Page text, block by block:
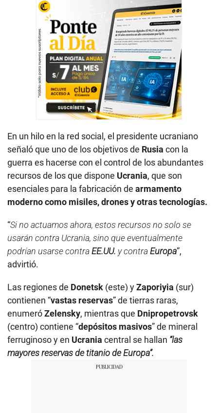
En un hilo en la red social, el presidente ucraniano
señaló que uno de los objetivos de Rusia con la
guerra es hacerse con el control de los abundantes
recursos de los que dispone Ucrania, que son
esenciales para la fabricación de armamento
moderno como misiles, drones y otras tecnologías.
“Si no actuamos ahora, estos recursos no solo se
usarán contra Ucrania, sino que eventualmente
podrían usarse contraEE.UU. y contraEuropa”,
advirtió.
Las regiones de Donetsk (este) yZaporiyia (sur)
contienen “vastas reservas” de tierras raras,
enumeróZelensky, mientras que Dnipropetrovsk
(centro) contiene “depósitos masivos” de mineral
ferruginoso y en Ucrania central se hallan “las
mayores reservas de titanio de Europa”.